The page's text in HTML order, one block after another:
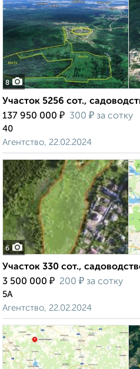
8
Участок 5256 сот.,
137 950 000 ₽ 300 ₽ за сотку
40
Агентство, 22.02.2024
6
Участок 330 сот.,
3 500 000 ₽ 200 ₽ за сотку
5А
Агентство, 22.02.2024